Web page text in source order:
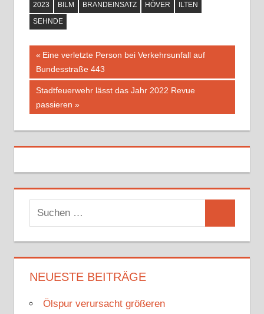
2023 BILM BRANDEINSATZ HÖVER
ILTEN
SEHNDE
Beitragsnavigation
Vorheriger
Beitrag:
Eine verletzte Person bei Verkehrsunfall auf
Bundesstraße 443
Nächster
Beitrag:
Stadtfeuerwehr lässt das Jahr 2022 Revue
passieren
u
c
h
e
c
NEUESTE BEITRÄGE
Ölspur verursacht größeren